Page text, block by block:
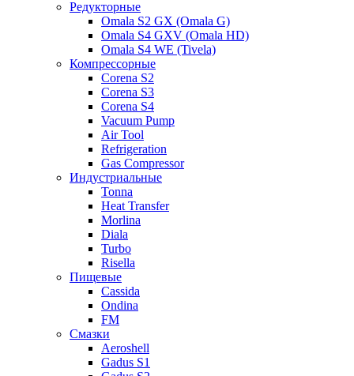
Редукторные
Omala S2 GX (Omala G)
Omala S4 GXV (Omala HD)
Omala S4 WE (Tivela)
Компрессорные
Corena S2
Corena S3
Corena S4
Vacuum Pump
Air Tool
Refrigeration
Gas Compressor
Индустриальные
Tonna
Heat Transfer
Morlina
Diala
Turbo
Risella
Пищевые
Cassida
Ondina
FM
Смазки
Aeroshell
Gadus S1